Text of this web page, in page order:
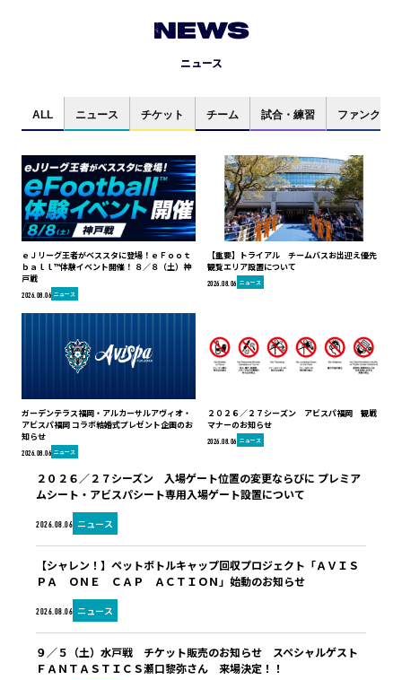
NEWS
ニュース
ALL ニュース チケット チーム 試合・練習 ファンクラブ
ｅＪリーグ王者がベススタに登場！ｅＦｏｏｔ
ｂａｌｌ™体験イベント開催！ ８／８（土）神
戸戦
2026.08.06 ニュース
【重要】トライアル チームバスお出迎え優先
観覧エリア設置について
2026.08.06 ニュース
ガーデンテラス福岡・アルカーサルアヴィオ・
アビスパ福岡 コラボ結婚式プレゼント企画のお
知らせ
2026.08.06 ニュース
２０２６／２７シーズン アビスパ福岡 観戦
マナーのお知らせ
2026.08.06 ニュース
2026.08.06 ニュース
２０２６／２７シーズン 入場ゲート位置の変更ならびに プレミア
ムシート・アビスパシート専用入場ゲート設置について
2026.08.06 ニュース
【シャレン！】ペットボトルキャップ回収プロジェクト「ＡＶＩＳ
ＰＡ ＯＮＥ ＣＡＰ ＡＣＴＩＯＮ」始動のお知らせ
９／５（土）水戸戦 チケット販売のお知らせ スペシャルゲスト
ＦＡＮＴＡＳＴＩＣＳ瀬口黎弥さん 来場決定！！